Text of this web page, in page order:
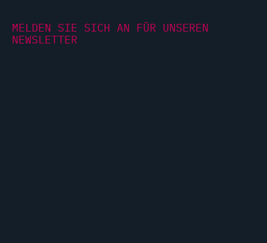
MELDEN SIE SICH AN FÜR UNSEREN
NEWSLETTER